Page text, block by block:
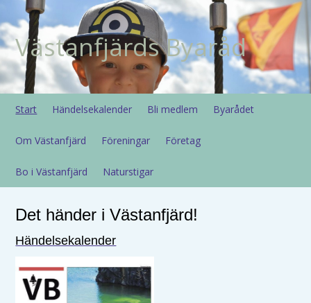
Västanfjärds Byaråd
Start Händelsekalender Bli medlem Byarådet
Om Västanfjärd Föreningar Företag
Bo i Västanfjärd Naturstigar
Det händer i Västanfjärd!
Händelsekalender